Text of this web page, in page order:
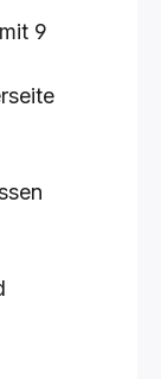
9